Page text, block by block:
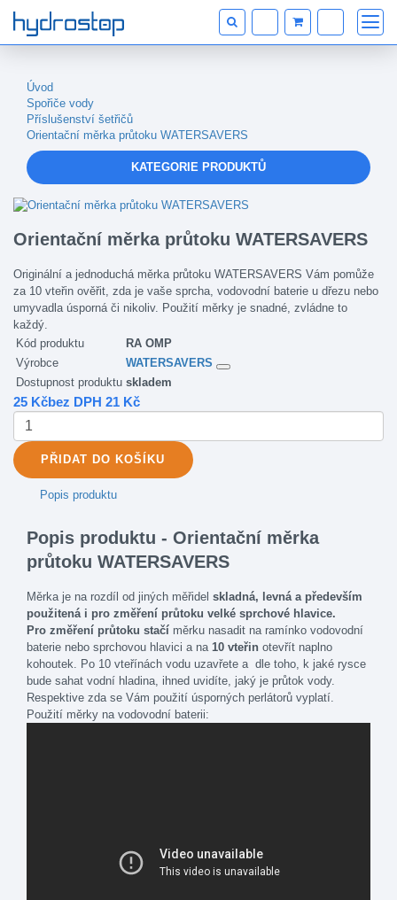
Úvod
Spořiče vody
Příslušenství šetřičů
Orientační měrka průtoku WATERSAVERS
KATEGORIE PRODUKTŮ
Orientační měrka průtoku WATERSAVERS
Originální a jednoduchá měrka průtoku WATERSAVERS Vám pomůže
za 10 vteřin ověřit, zda je vaše sprcha, vodovodní baterie u dřezu nebo
umyvadla úsporná či nikoliv. Použití měrky je snadné, zvládne to
každý.
Kód produktu
RA OMP
Výrobce
WATERSAVERS
Dostupnost produktu skladem
25 Kčbez DPH 21 Kč
PŘIDAT DO KOŠÍKU
Popis produktu
Popis produktu - Orientační měrka
průtoku WATERSAVERS
Měrka je na rozdíl od jiných měřidel skladná, levná a především
použitená i pro změření průtoku velké sprchové hlavice.
Pro změření průtoku stačí měrku nasadit na ramínko vodovodní
baterie nebo sprchovou hlavici a na 10 vteřin otevřít naplno
kohoutek. Po 10 vteřínách vodu uzavřete a dle toho, k jaké rysce
bude sahat vodní hladina, ihned uvidíte, jaký je průtok vody.
Respektive zda se Vám použití úsporných perlátorů vyplatí.
Použití měrky na vodovodní baterii: